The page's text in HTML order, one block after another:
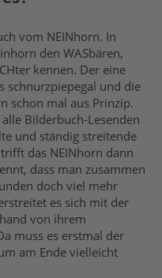
vom NEINhorn. In
den WASbären,
kennen. Der eine
schnurzpiepegal und die
schon mal aus Prinzip.
Bilderbuch-Lesenden
und ständig streitende
das NEINhorn dann
dass man zusammen
doch viel mehr
es sich mit der
von ihrem
muss es erstmal der
am Ende vielleicht